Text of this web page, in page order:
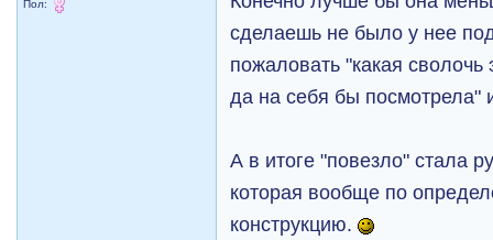
Пол:
сделаешь не было у нее
пожаловать "какая
да на себя бы посмотрела"
А в итоге "повезло" стала
которая вообще по
конструкцию.